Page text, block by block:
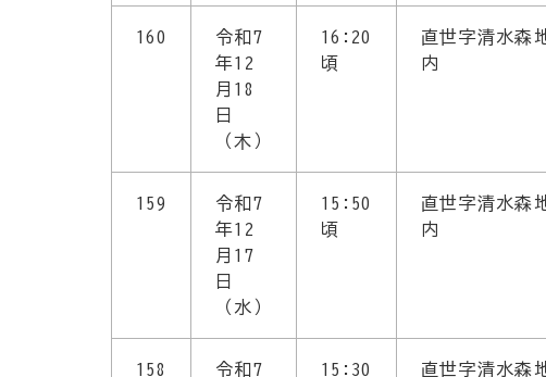
160
令和7
年12
月18
日
（木）
16:20
頃
直世字清水森
内
159
令和7
年12
月17
日
（水）
15:50
頃
直世字清水森
内
158
令和7
15:30
直世字清水森